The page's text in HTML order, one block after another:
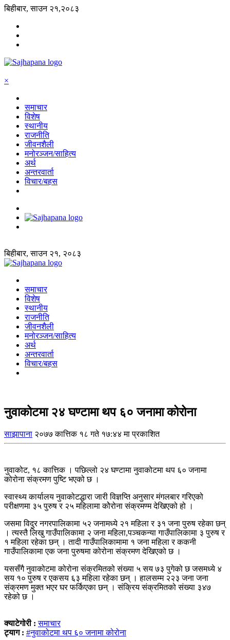
बिहीबार, साउन २१,२०८३
×
समाचार
विशेष
स्थानीय
राजनीति
जीवनशैली
मनोरञ्जन/साहित्य
अर्थ
अन्तरवार्ता
विचार/बहस
बिहीबार, साउन २१, २०८३
समाचार
विशेष
स्थानीय
राजनीति
जीवनशैली
मनोरञ्जन/साहित्य
अर्थ
अन्तरवार्ता
विचार/बहस
नुवाकोटमा २४ घण्टामा थप ६० जनामा कोरोना
साझापाना २०७७ कात्तिक १८ गते १७:४४ मा प्रकाशित
नुवाकोट, १८ कात्तिक । पछिल्लो २४ घण्टामा नुवाकोटमा थप ६० जनामा
कोरोना संक्रमण पुष्टि भएको छ ।
स्वास्थ्य कार्यालय नुवाकोटद्धारा जारी विज्ञप्ति अनुसार मंगलबार गरिएको
परीक्षणमा ३५ पुरुष र २५ महिलामा कोेरोना संक्रमण्म देखिएको हो ।
जसमा विदुर नगरपालिकामा ५२ जनामध्ये २१ महिला र ३१ जना पुरुष रहेका छन्
। त्यस्तै लिखु गाउँपालिकामा २ जना महिला,पञ्चकन्या गाउँपालिकामा ३ पुरुष र
१ महिला रहेका छन् । तादी गाउँपालिकामामा १ जना महिला र ककनी
गाउँपालिकामा एक जना पुरुषमा कोरोना संक्रमण देखिएको छ ।
यससँगै नुवाकोटमा कोरोना संक्रमितको संख्या ५ सय ७३ पुगेको छ जसमध्ये ४
सय १० पुरुष र एकसय ६३ महिला रहेका छन् । हालसम्म २२३ जना जना
संक्रमण मुक्त भएर घर फर्किएका छन् । संक्रिय संक्रमितको संख्या ३४७
रहेको छ ।
क्याटेगोरी :समाचार
ट्याग : #नुवाकोटमा थप ६० जनामा कोरोना